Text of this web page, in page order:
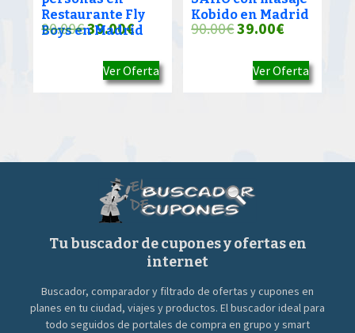
Restaurante Fly
Boys en Madrid
90.00€El
original
39.00€El
actual
Ver Oferta
Kobido en Madrid
90.00€El
original
39.00€El
actual
Ver Oferta
Tu buscador de cupones y ofertas en
internet
Buscador, comparador y filtrado de ofertas y cupones en
planes en tu ciudad, viajes y productos. El buscador ideal para
todo seguidos de portales de compra en grupo y smart